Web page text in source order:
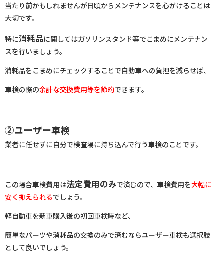
当たり前かもしれませんが日頃からメンテナンスを心がけることは
大切です。
特に消耗品に関してはガソリンスタンド等でこまめにメンテナン
スを行いましょう。
消耗品をこまめにチェックすることで自動車への負担を減らせば、
車検の際の余計な交換費用等を節約できます。
②ユーザー車検
業者に任せずに自分で検査場に持ち込んで行う車検のことです。
この場合車検費用は法定費用のみで済むので、車検費用を大幅に
安く抑えられるでしょう。
軽自動車を新車購入後の初回車検時など、
簡単なパーツや消耗品の交換のみで済むならユーザー車検も選択肢
として良いでしょう。